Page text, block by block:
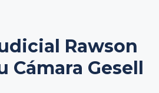
Rawson
Cámara Gesell